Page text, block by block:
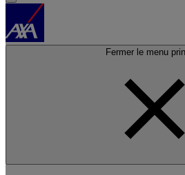
Fermer le menu